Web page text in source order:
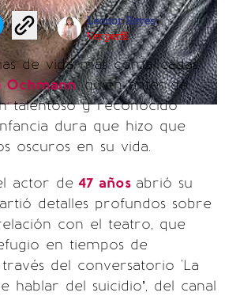
Leonor Reyes
Ver perfil
de vida más complicadas
Ochmann, quien antes de
talentoso y reconocido
dura que hizo que
oscuros en su vida.
actor de 47 años abrió su
detalles profundos sobre
con el teatro, que
en tiempos de
del conversatorio 'La
hablar del suicidio’, del canal